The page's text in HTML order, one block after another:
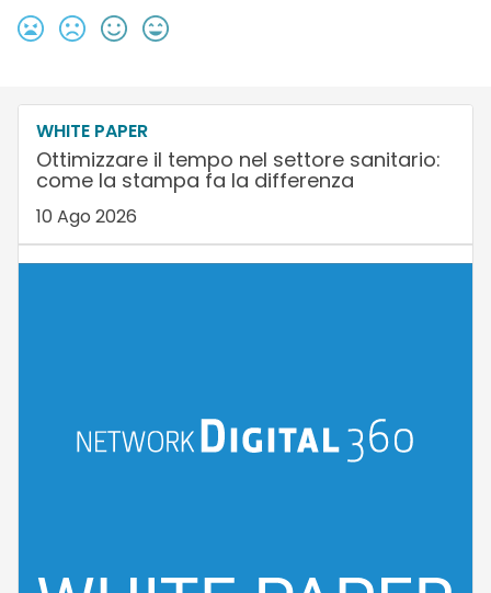
WHITE PAPER
Ottimizzare il tempo nel settore sanitario:
come la stampa fa la differenza
10 Ago 2026